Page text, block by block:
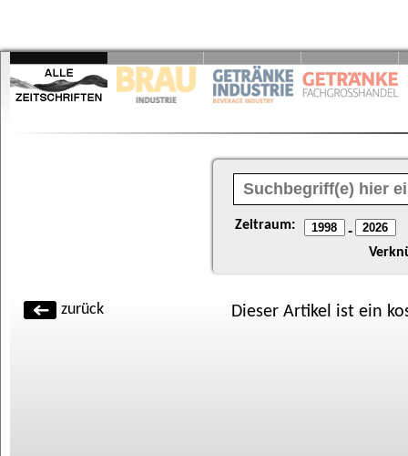
Zeitraum: -
zurück Dieser Artikel ist ein